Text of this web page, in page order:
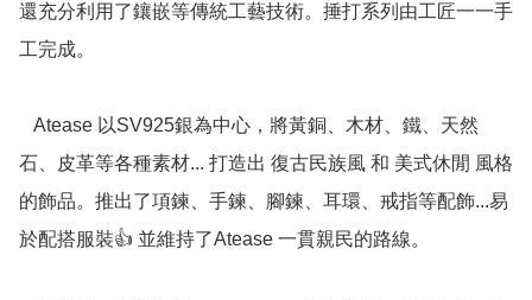
還充分利用了鑲嵌等傳統工藝技術。捶打系列由工匠一一手
工完成。
石、皮革等各種素材... 打造出 復古民族風 和 美式休閒 風格
的飾品。推出了項鍊、手鍊、腳鍊、耳環、戒指等配飾...易
於配搭服裝👍 並維持了Atease 一貫親民的路線。